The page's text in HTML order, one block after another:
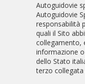
Autoguidovie
Autoguidovie
responsabilità
quali il Sito
collegamento,
informazione
dello Stato
terzo collegata